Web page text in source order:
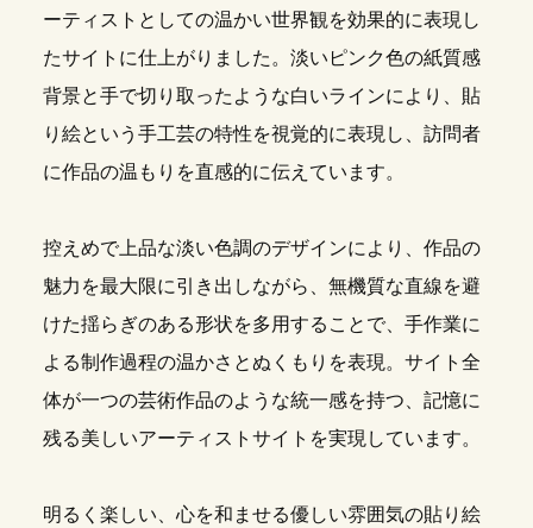
ーティストとしての温かい世界観を効果的に表現し
たサイトに仕上がりました。淡いピンク色の紙質感
背景と手で切り取ったような白いラインにより、貼
り絵という手工芸の特性を視覚的に表現し、訪問者
に作品の温もりを直感的に伝えています。
控えめで上品な淡い色調のデザインにより、作品の
魅力を最大限に引き出しながら、無機質な直線を避
けた揺らぎのある形状を多用することで、手作業に
よる制作過程の温かさとぬくもりを表現。サイト全
体が一つの芸術作品のような統一感を持つ、記憶に
残る美しいアーティストサイトを実現しています。
明るく楽しい、心を和ませる優しい雰囲気の貼り絵